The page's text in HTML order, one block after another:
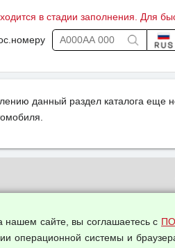
в стадии заполнения. Для
данный раздел каталога еще
защищены.
нашем сайте, вы соглашаетесь с
операционной системы и